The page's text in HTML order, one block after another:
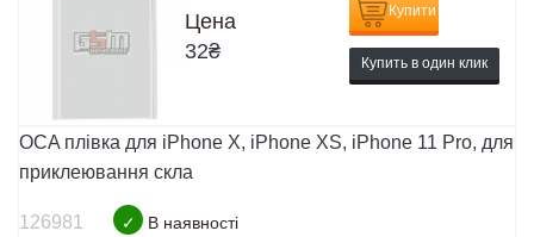
Цена
32₴
Купити
Купить в один клик
OCA плівка для iPhone X, iPhone XS, iPhone 11 Pro, для
приклеювання скла
126981 ✓ В наявності